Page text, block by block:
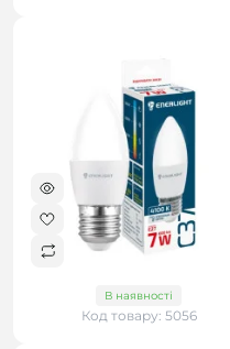
В наявності
Код товару: 5056